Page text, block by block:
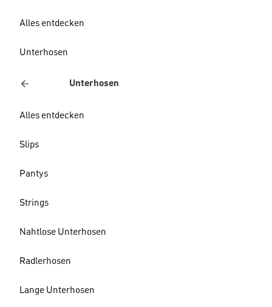
Alles entdecken
Unterhosen
Unterhosen
Alles entdecken
Slips
Pantys
Strings
Nahtlose Unterhosen
Radlerhosen
Lange Unterhosen